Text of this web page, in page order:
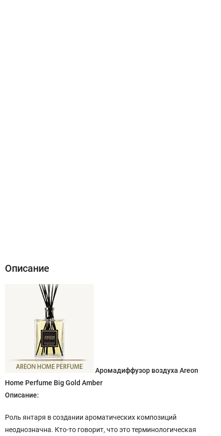
Описание
Аромадиффузор воздуха Areon
Home Perfume Big Gold Amber
Описание:
Роль янтаря в создании ароматических композиций
неоднозначна. Кто-то говорит, что это терминологическая